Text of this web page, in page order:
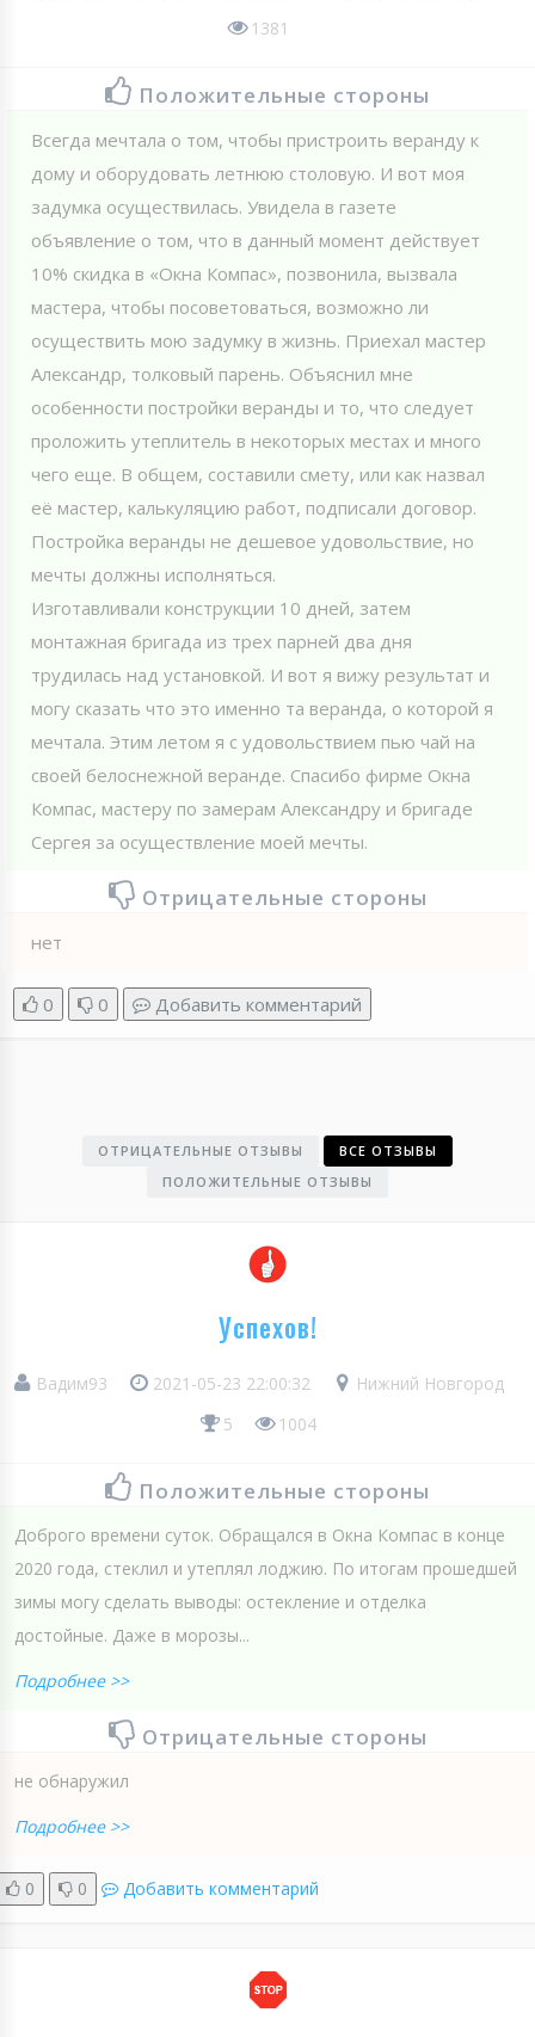
1381
Положительные стороны
Всегда мечтала о том, чтобы пристроить веранду к
дому и оборудовать летнюю столовую. И вот моя
задумка осуществилась. Увидела в газете
объявление о том, что в данный момент действует
10% скидка в «Окна Компас», позвонила, вызвала
мастера, чтобы посоветоваться, возможно ли
осуществить мою задумку в жизнь. Приехал мастер
Александр, толковый парень. Объяснил мне
особенности постройки веранды и то, что следует
проложить утеплитель в некоторых местах и много
чего еще. В общем, составили смету, или как назвал
её мастер, калькуляцию работ, подписали договор.
Постройка веранды не дешевое удовольствие, но
мечты должны исполняться.
Изготавливали конструкции 10 дней, затем
монтажная бригада из трех парней два дня
трудилась над установкой. И вот я вижу результат и
могу сказать что это именно та веранда, о которой я
мечтала. Этим летом я с удовольствием пью чай на
своей белоснежной веранде. Спасибо фирме Окна
Компас, мастеру по замерам Александру и бригаде
Сергея за осуществление моей мечты.
Отрицательные стороны
нет
0 0 Добавить комментарий
ОТРИЦАТЕЛЬНЫЕ ОТЗЫВЫ
ВСЕ ОТЗЫВЫ
ПОЛОЖИТЕЛЬНЫЕ ОТЗЫВЫ
Успехов!
Вадим93 2021-05-23 22:00:32
Нижний Новгород
5
1004
Положительные стороны
Доброго времени суток. Обращался в Окна Компас в конце
2020 года, стеклил и утеплял лоджию. По итогам прошедшей
зимы могу сделать выводы: остекление и отделка
достойные. Даже в морозы...
Подробнее >>
Отрицательные стороны
не обнаружил
Подробнее >>
0 0 Добавить комментарий